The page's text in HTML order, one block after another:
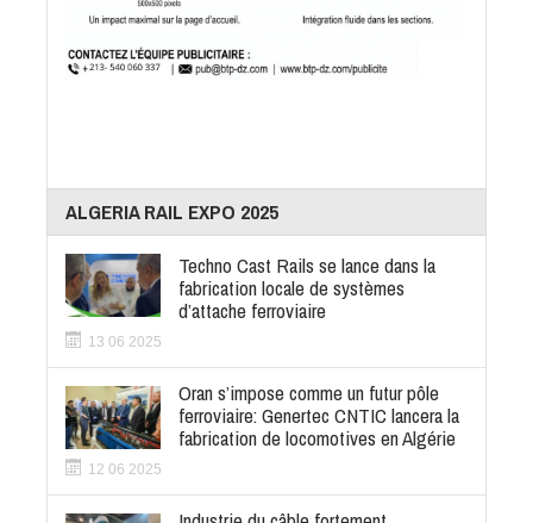
ALGERIA RAIL EXPO 2025
Techno Cast Rails se lance dans la
fabrication locale de systèmes
d’attache ferroviaire
13 06 2025
Oran s’impose comme un futur pôle
ferroviaire: Genertec CNTIC lancera la
fabrication de locomotives en Algérie
12 06 2025